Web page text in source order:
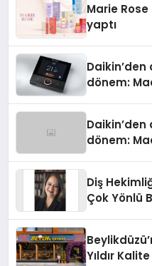
Marie
yaptı
Daikin’den
dönem:
Daikin’den
dönem:
Diş
Çok Yönlü
Yıldır